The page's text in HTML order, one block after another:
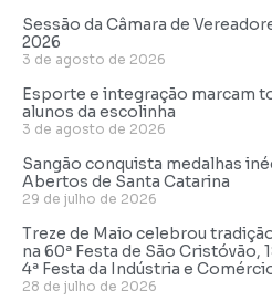
Sessão da Câmara de
2026
3 de agosto de 2026
Esporte e integração marcam
alunos da escolinha
3 de agosto de 2026
Sangão conquista medalhas
Abertos de Santa Catarina
29 de julho de 2026
Treze de Maio celebrou
na 60ª Festa de São Cristóvão,
4ª Festa da Indústria e
28 de julho de 2026